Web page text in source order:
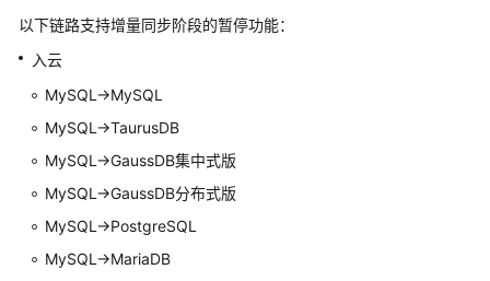
扑
入
云
出
云
以下链路支持增量同步阶段的暂停功能：
入云
MySQL->MySQL
MySQL->TaurusDB
MySQL->GaussDB集中式版
MySQL->GaussDB分布式版
MySQL->PostgreSQL
MySQL->MariaDB